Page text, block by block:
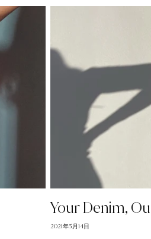
Your Denim,
2021年5月14日
後、メールボックス
受け
ショッ